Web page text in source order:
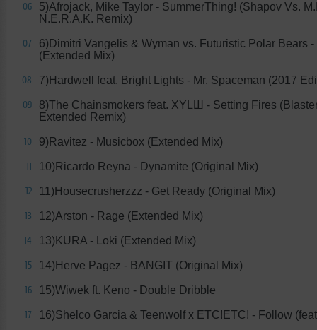
06
5)Afrojack, Mike Taylor - SummerThing! (Shapov Vs.
N.E.R.A.K. Remix)
07
6)Dimitri Vangelis & Wyman vs. Futuristic Polar Bears -
(Extended Mix)
08 7)Hardwell feat. Bright Lights - Mr. Spaceman (2017
09
8)The Chainsmokers feat. XYLШ - Setting Fires
Extended Remix)
10 9)Ravitez - Musicbox (Extended Mix)
11 10)Ricardo Reyna - Dynamite (Original Mix)
12 11)Housecrusherzzz - Get Ready (Original Mix)
13 12)Arston - Rage (Extended Mix)
14 13)KURA - Loki (Extended Mix)
15 14)Herve Pagez - BANGIT (Original Mix)
16 15)Wiwek ft. Keno - Double Dribble
17 16)Shelco Garcia & Teenwolf x ETC!ETC! - Follow